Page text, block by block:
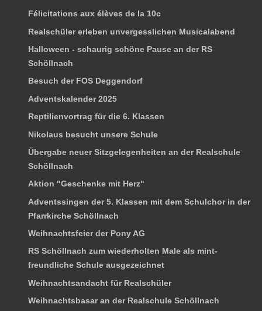
Félicitations aux élèves de la 10c
Realschüler erleben unvergesslichen Musicalabend
Halloween - schaurig schöne Pause an der RS
Schöllnach
Besuch der FOS Deggendorf
Adventskalender 2025
Reptilienvortrag für die 6. Klassen
Nikolaus besucht unsere Schule
Übergabe neuer Sitzgelegenheiten an der Realschule
Schöllnach
Aktion "Geschenke mit Herz"
Adventssingen der 5. Klassen mit dem Schulchor in der
Pfarrkirche Schöllnach
Weihnachtsfeier der Pony AG
RS Schöllnach zum wiederholten Male als mint-
freundliche Schule ausgezeichnet
Weihnachtsandacht für Realschüler
Weihnachtsbasar an der Realschule Schöllnach